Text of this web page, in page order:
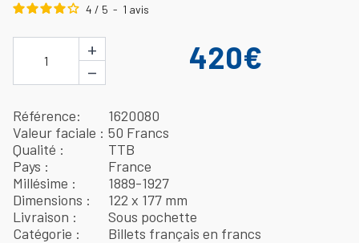
4 / 5 - 1 avis
1
+
−
420€
Référence
1620080
Valeur faciale
50 Francs
Qualité
TTB
Pays
France
Millésime
1889-1927
Dimensions
122 x 177 mm
Livraison
Sous pochette
Catégorie
Billets français en francs